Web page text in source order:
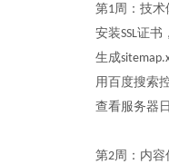
第1 周：技术
安装SSL证书
生成
用百度搜索
查看服务器
第2周：内容